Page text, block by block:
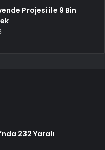
Projesi ile 9 Bin
232 Yaralı